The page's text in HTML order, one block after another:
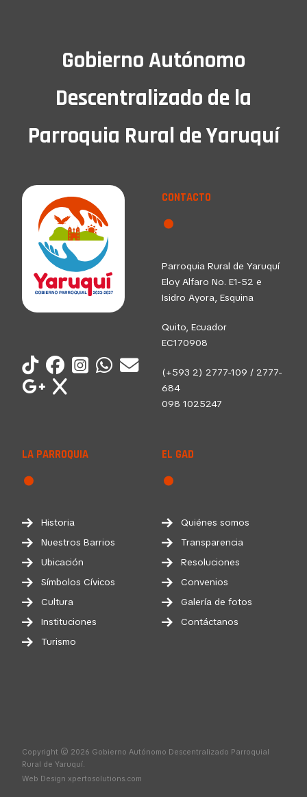
Gobierno Autónomo
Descentralizado de la
Parroquia Rural de Yaruquí
CONTACTO
Parroquia Rural de Yaruquí
Eloy Alfaro No. E1-52 e
Isidro Ayora, Esquina
Quito, Ecuador
EC170908
(+593 2) 2777-109 / 2777-
684
098 1025247
LA PARROQUIA
Historia
Nuestros Barrios
Ubicación
Símbolos Cívicos
Cultura
Instituciones
Turismo
EL GAD
Quiénes somos
Transparencia
Resoluciones
Convenios
Galería de fotos
Contáctanos
Copyright © 2026 Gobierno Autónomo Descentralizado Parroquial
Rural de Yaruquí.
Web Design xpertosolutions.com